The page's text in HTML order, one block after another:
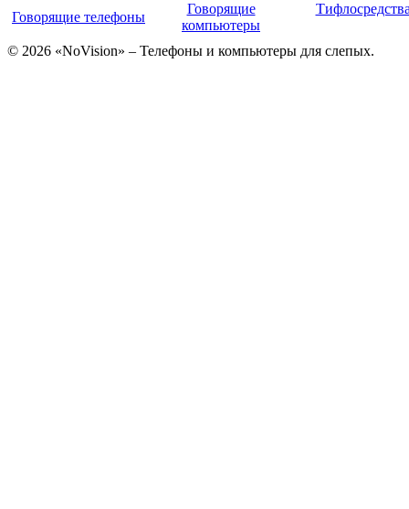
Говорящие телефоны
Говорящие
компьютеры
© 2026 «NoVision» – Телефоны и компьютеры для слепых.